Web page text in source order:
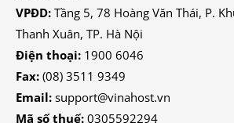
VPĐD: Tầng 5, 78 Hoàng Văn Thái, P.
Thanh Xuân, TP. Hà Nội
Điện thoại: 1900 6046
Fax: (08) 3511 9349
Email: support@vinahost.vn
Mã số thuế: 0305592294